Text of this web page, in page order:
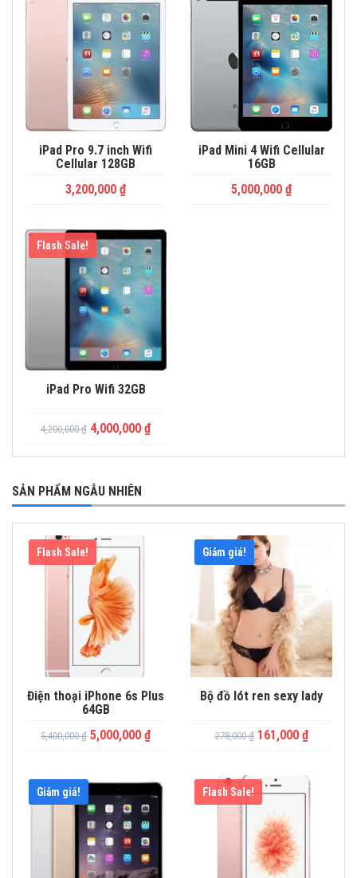
iPad Pro 9.7 inch Wifi
Cellular 128GB
3,200,000 ₫
iPad Mini 4 Wifi Cellular
16GB
5,000,000 ₫
Flash Sale!
iPad Pro Wifi 32GB
4,200,000₫ 4,000,000 ₫
SẢN PHẨM NGẪU NHIÊN
Flash Sale!
Điện thoại iPhone 6s Plus
64GB
5,400,000₫ 5,000,000 ₫
Giảm giá!
Bộ đồ lót ren sexy lady
278,000₫ 161,000 ₫
Giảm giá! Flash Sale!